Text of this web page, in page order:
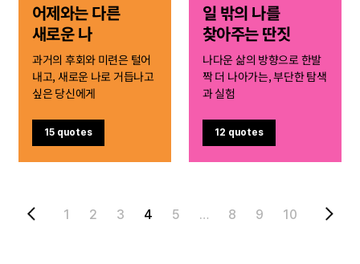
어제와는 다른
새로운 나
과거의 후회와 미련은 털어
내고, 새로운 나로 거듭나고
싶은 당신에게
15 quotes
일 밖의 나를
찾아주는 딴짓
나다운 삶의 방향으로 한발
짝 더 나아가는, 부단한 탐색
과 실험
12 quotes
1 2 3 4 5 … 8 9 10